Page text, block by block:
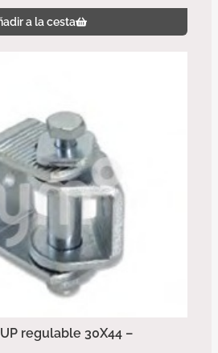
a la cesta
regulable 30X44 –